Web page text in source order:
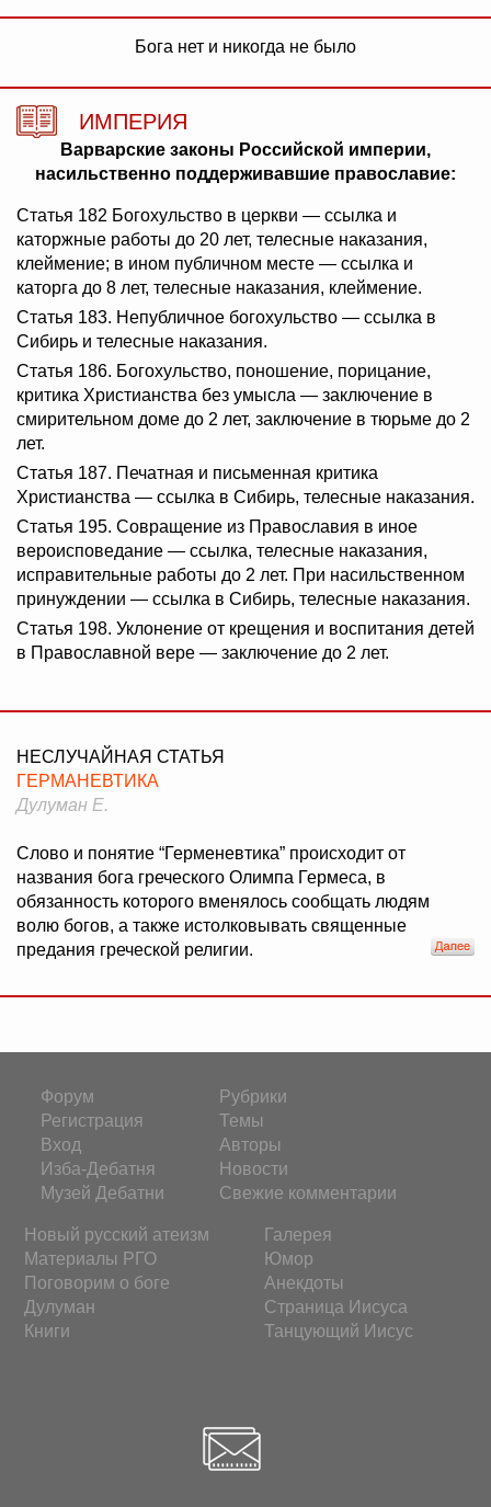
Бога нет и никогда не было
ИМПЕРИЯ
Варварские законы Российской империи,
насильственно поддерживавшие православие:
Статья 182 Богохульство в церкви — ссылка и
каторжные работы до 20 лет, телесные наказания,
клеймение; в ином публичном месте — ссылка и
каторга до 8 лет, телесные наказания, клеймение.
Статья 183. Непубличное богохульство — ссылка в
Сибирь и телесные наказания.
Статья 186. Богохульство, поношение, порицание,
критика Христианства без умысла — заключение в
смирительном доме до 2 лет, заключение в тюрьме до 2
лет.
Статья 187. Печатная и письменная критика
Христианства — ссылка в Сибирь, телесные наказания.
Статья 195. Совращение из Православия в иное
вероисповедание — ссылка, телесные наказания,
исправительные работы до 2 лет. При насильственном
принуждении — ссылка в Сибирь, телесные наказания.
Статья 198. Уклонение от крещения и воспитания детей
в Православной вере — заключение до 2 лет.
НЕСЛУЧАЙНАЯ СТАТЬЯ
ГЕРМАНЕВТИКА
Дулуман Е.
Слово и понятие “Герменевтика” происходит от
названия бога греческого Олимпа Гермеса, в
обязанность которого вменялось сообщать людям
волю богов, а также истолковывать священные
предания греческой религии.
Форум
Регистрация
Вход
Изба-Дебатня
Музей Дебатни
Рубрики
Темы
Авторы
Новости
Свежие комментарии
Новый русский атеизм
Материалы РГО
Поговорим о боге
Дулуман
Книги
Галерея
Юмор
Анекдоты
Страница Иисуса
Танцующий Иисус